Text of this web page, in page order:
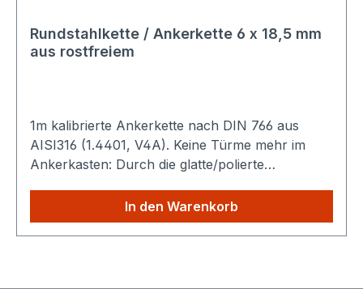
Rundstahlkette / Ankerkette 6 x 18,5 mm
aus rostfreiem
1m kalibrierte Ankerkette nach DIN 766 aus
AISI316 (1.4401, V4A). Keine Türme mehr im
Ankerkasten: Durch die glatte/polierte
Technische Daten: Nenndicke (d): 6 mm Teilung
(t) : 18,5 mm Breite (b) : 20 mm Gewicht : 0,8 kg
In den Warenkorb